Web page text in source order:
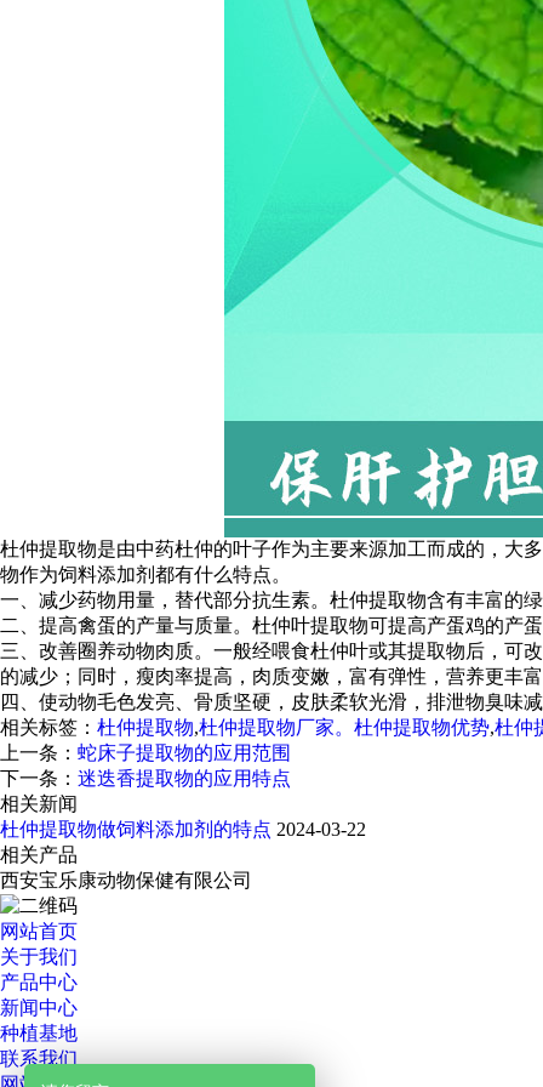
杜仲提取物是由中药杜仲的叶子作为主要来源加工而成的，大
物作为饲料添加剂都有什么特点。
一、减少药物用量，替代部分抗生素。杜仲提取物含有丰富的
二、提高禽蛋的产量与质量。杜仲叶提取物可提高产蛋鸡的产
三、改善圈养动物肉质。一般经喂食杜仲叶或其提取物后，可
的减少；同时，瘦肉率提高，肉质变嫩，富有弹性，营养更丰
四、使动物毛色发亮、骨质坚硬，皮肤柔软光滑，排泄物臭味
相关标签： 杜仲提取物,杜仲提取物厂家。杜仲提取物优势,杜仲
上一条： 蛇床子提取物的应用范围
下一条： 迷迭香提取物的应用特点
相关新闻
杜仲提取物做饲料添加剂的特点 2024-03-22
相关产品
西安宝乐康动物保健有限公司
网站首页
关于我们
产品中心
新闻中心
种植基地
联系我们